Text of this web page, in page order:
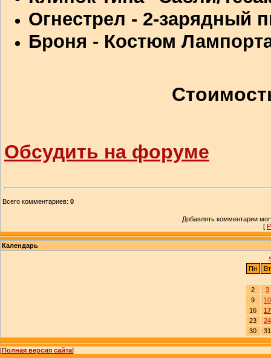
Огнестрел - 2-зарядный
Броня - Костюм
Обсудить на форуме
Всего комментариев: 0
Добавлять комментарии
[
Календарь
Пн
Вт
2
3
9
10
16
17
23
24
30
31
[Полная версия сайта]